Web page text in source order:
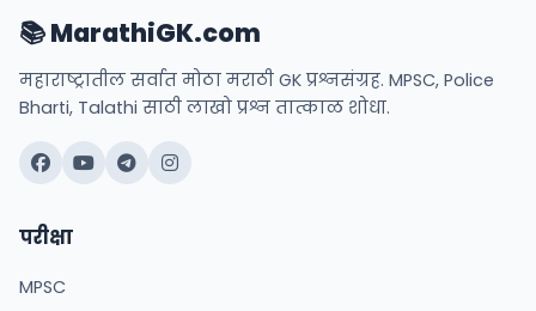
📚 MarathiGK.com
महाराष्ट्रातील सर्वात मोठा मराठी GK प्रश्नसंग्रह. MPSC, Police
Bharti, Talathi साठी लाखो प्रश्न तात्काळ शोधा.
परीक्षा
MPSC